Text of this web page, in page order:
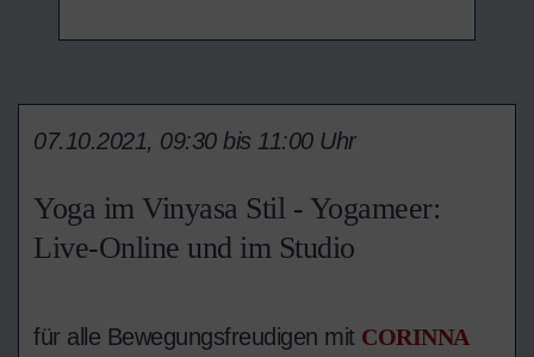
Yoga im Vinyasa Stil - Yogameer:
Live-Online und im Studio
07.10.2021, 09:30 bis 11:00 Uhr
für alle Bewegungsfreudigen mit CORINNA